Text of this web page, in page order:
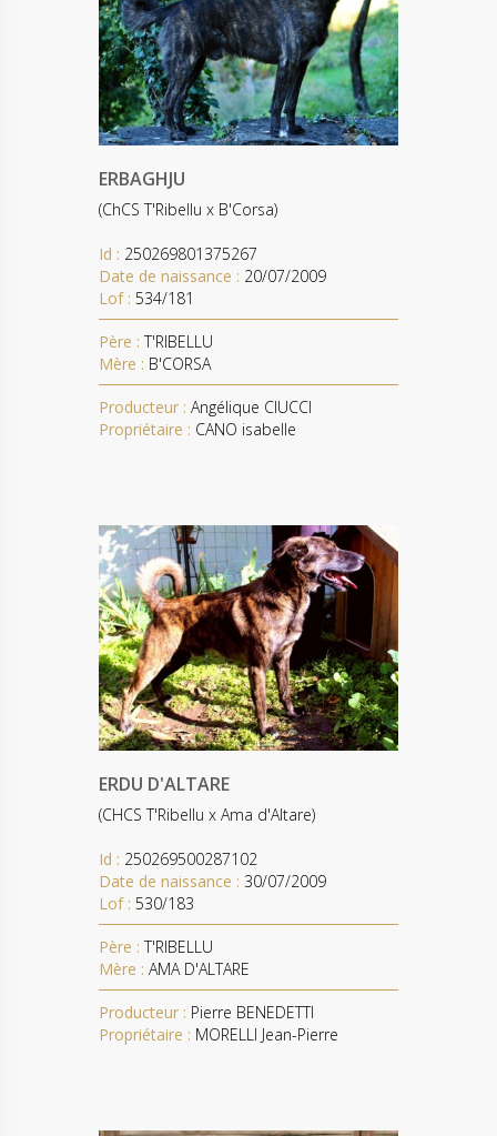
ERBAGHJU
(ChCS T'Ribellu x B'Corsa)
Id : 250269801375267
Date de naissance : 20/07/2009
Lof : 534/181
Père :T'RIBELLU
Mère : B'CORSA
Producteur : Angélique CIUCCI
Propriétaire : CANO isabelle
ERDU D'ALTARE
(CHCS T'Ribellu x Ama d'Altare)
Id : 250269500287102
Date de naissance : 30/07/2009
Lof : 530/183
Père :T'RIBELLU
Mère : AMA D'ALTARE
Producteur : Pierre BENEDETTI
Propriétaire : MORELLI Jean-Pierre